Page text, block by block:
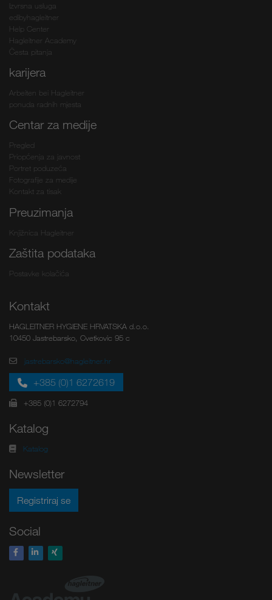
Izvrsna usluga
edibyhagleitner
Help Center
Hagleitner Academy
Česta pitanja
karijera
Arbeiten bei Hagleitner
ponuda radnih mjesta
Centar za medije
Pregled
Priopćenja za javnost
Portret poduzeća
Fotografije za medije
Kontakt za tisak
Preuzimanja
Knjižnica Hagleitner
Zaštita podataka
Postavke kolačića
Kontakt
HAGLEITNER HYGIENE HRVATSKA d.o.o.
10450 Jastrebarsko, Cvetkovic 95 c
jastrebarsko@hagleitner.hr
+385 (0)1 6272619
+385 (0)1 6272794
Katalog
Katalog
Newsletter
Registriraj se
Social